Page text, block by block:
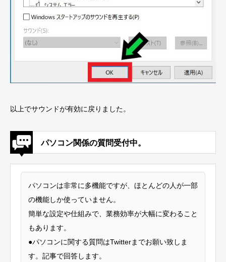
以上でサウンドが有効に戻りました。
パソコン関係の質問受付中。
パソコンは非常に多機能ですが、ほとんどの人が一部
の機能しか使っていません。
簡単な設定や仕組みで、業務効率が大幅に変わること
もあります。
●パソコンに関する質問はTwitterまでお願い致しま
す。記事で回答します。